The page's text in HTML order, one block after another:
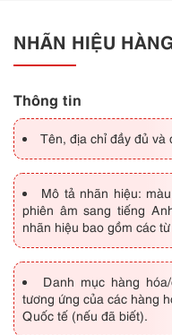
NHÃN HIỆU
Thông tin
Tên, địa chỉ đầy đủ và
Mô tả nhãn hiệu:
phiên âm sang tiếng
nhãn hiệu bao gồm các
Danh mục hàng
tương ứng của các hàng
Quốc tế (nếu đã biết).